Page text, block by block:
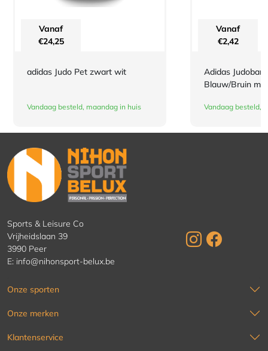
Vanaf
€24,25
adidas Judo Pet zwart wit
Vandaag besteld, maandag in huis
Vanaf
€2,42
Adidas
Blauw/Bruin
Vandaag besteld,
Sports & Leisure Co
Vrijheidslaan 39
3990 Peer
E: info@nihonsport-belux.be
Onze sporten
Onze merken
Klantenservice